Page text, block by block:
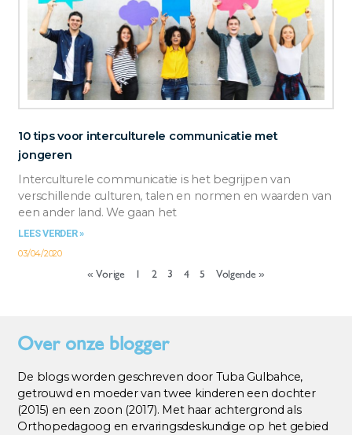
10 tips voor interculturele communicatie met
jongeren
Interculturele communicatie is het begrijpen van
verschillende culturen, talen en normen en waarden van
een ander land. We gaan het
LEES VERDER »
03/04/2020
« Vorige 1 2 3 4 5 Volgende »
Over onze blogger
De blogs worden geschreven door Tuba Gulbahce,
getrouwd en moeder van twee kinderen een dochter
(2015) en een zoon (2017). Met haar achtergrond als
Orthopedagoog en ervaringsdeskundige op het gebied